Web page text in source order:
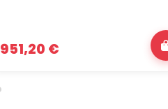
951,20 €